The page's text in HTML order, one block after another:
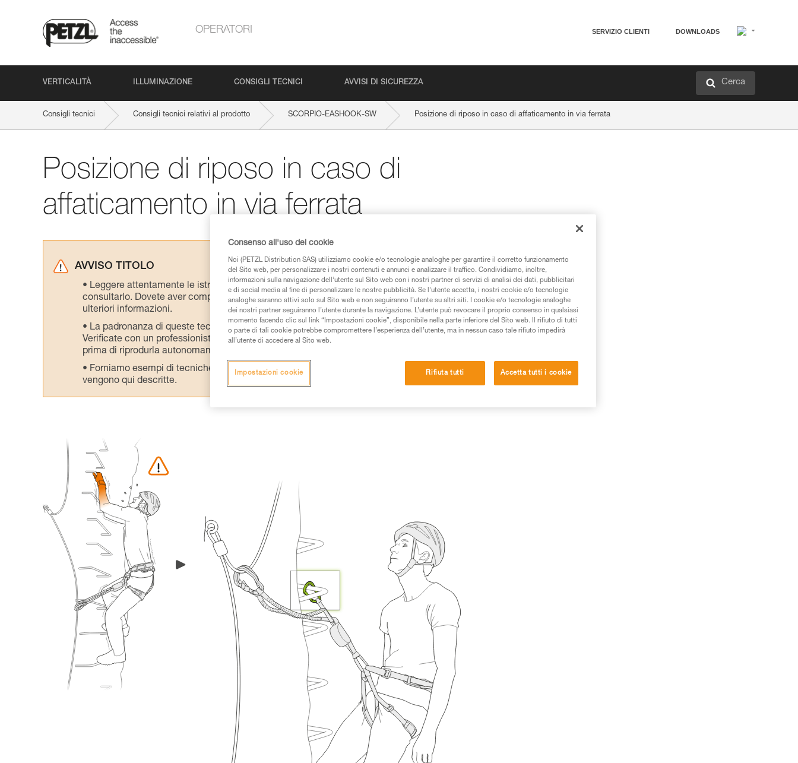
OPERATORI SERVIZIO CLIENTI DOWNLOADS
VERTICALITÀ ILLUMINAZIONE CONSIGLI TECNICI AVVISI DI SICUREZZA Cerca
Consigli tecnici Consigli tecnici relativi al prodotto SCORPIO-EASHOOK-SW Posizione di riposo in caso di affaticamento in via ferrata
Posizione di riposo in caso di
affaticamento in via ferrata
AVVISO TITOLO
Leggere attentamente le istruzioni tecniche dei prodotti utilizzati in questo consiglio prima di
consultarlo. Dovete aver compreso le informazioni dell’istruzione tecnica per poter capire queste
ulteriori informazioni.
La padronanza di queste tecniche richiede una formazione ed un addestramento specifico.
Verificate con un professionista la vostra capacità di rifare la manovra, da soli, in piena sicurezza,
prima di riprodurla autonomamente.
Forniamo esempi di tecniche relative alla vostra attività. Ne possono esistere altre che non
vengono qui descritte.
Consenso all'uso dei cookie
Noi (PETZL Distribution SAS) utilizziamo cookie e/o tecnologie analoghe per garantire il corretto funzionamento
del Sito web, per personalizzare i nostri contenuti e annunci e analizzare il traffico. Condividiamo, inoltre,
informazioni sulla navigazione dell’utente sul Sito web con i nostri partner di servizi di analisi dei dati, pubblicitari
e di social media al fine di personalizzare le nostre pubblicità. Se l’utente accetta, i nostri cookie e/o tecnologie
analoghe saranno attivi solo sul Sito web e non seguiranno l’utente su altri siti. I cookie e/o tecnologie analoghe
dei nostri partner seguiranno l’utente durante la navigazione. L’utente può revocare il proprio consenso in qualsiasi
momento facendo clic sul link “Impostazioni cookie”, disponibile nella parte inferiore del Sito web. Il rifiuto di tutti
o parte di tali cookie potrebbe compromettere l’esperienza dell’utente, ma in nessun caso tale rifiuto impedirà
all’utente di accedere al Sito web.
Rifiuta tutti Accetta tutti i cookie
Impostazioni cookie